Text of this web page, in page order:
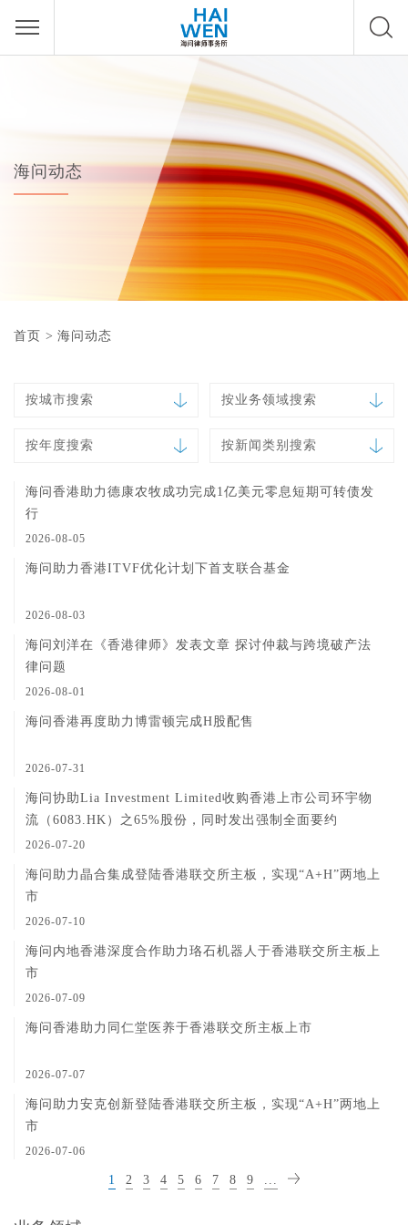
海问动态
首页 > 海问动态
按城市搜索 按业务领域搜索
按年度搜索 按新闻类别搜索
海问香港助力德康农牧成功完成1亿美元零息短期可转债发
行
2026-08-05
海问助力香港ITVF优化计划下首支联合基金
2026-08-03
海问刘洋在《香港律师》发表文章 探讨仲裁与跨境破产法
律问题
2026-08-01
海问香港再度助力博雷顿完成H股配售
2026-07-31
海问协助Lia Investment Limited收购香港上市公司环宇物
流（6083.HK）之65%股份，同时发出强制全面要约
2026-07-20
海问助力晶合集成登陆香港联交所主板，实现“A+H”两地上
市
2026-07-10
海问内地香港深度合作助力珞石机器人于香港联交所主板上
市
2026-07-09
海问香港助力同仁堂医养于香港联交所主板上市
2026-07-07
海问助力安克创新登陆香港联交所主板，实现“A+H”两地上
市
2026-07-06
1 2 3 4 5 6 7 8 9